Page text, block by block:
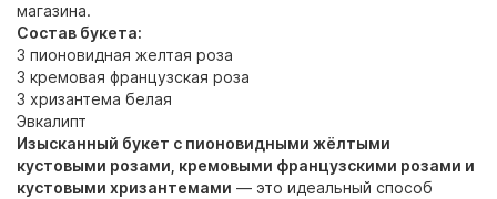
магазина.
Состав букета:
3 пионовидная желтая роза
3 кремовая французская роза
3 хризантема белая
Эвкалипт
Изысканный букет с пионовидными жёлтыми
кустовыми розами, кремовыми французскими розами и
кустовыми хризантемами — это идеальный способ